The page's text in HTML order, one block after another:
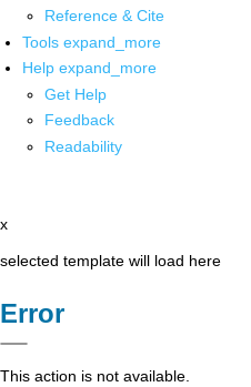
Reference & Cite
Tools expand_more
Help expand_more
Get Help
Feedback
Readability
x
selected template will load here
Error
This action is not available.